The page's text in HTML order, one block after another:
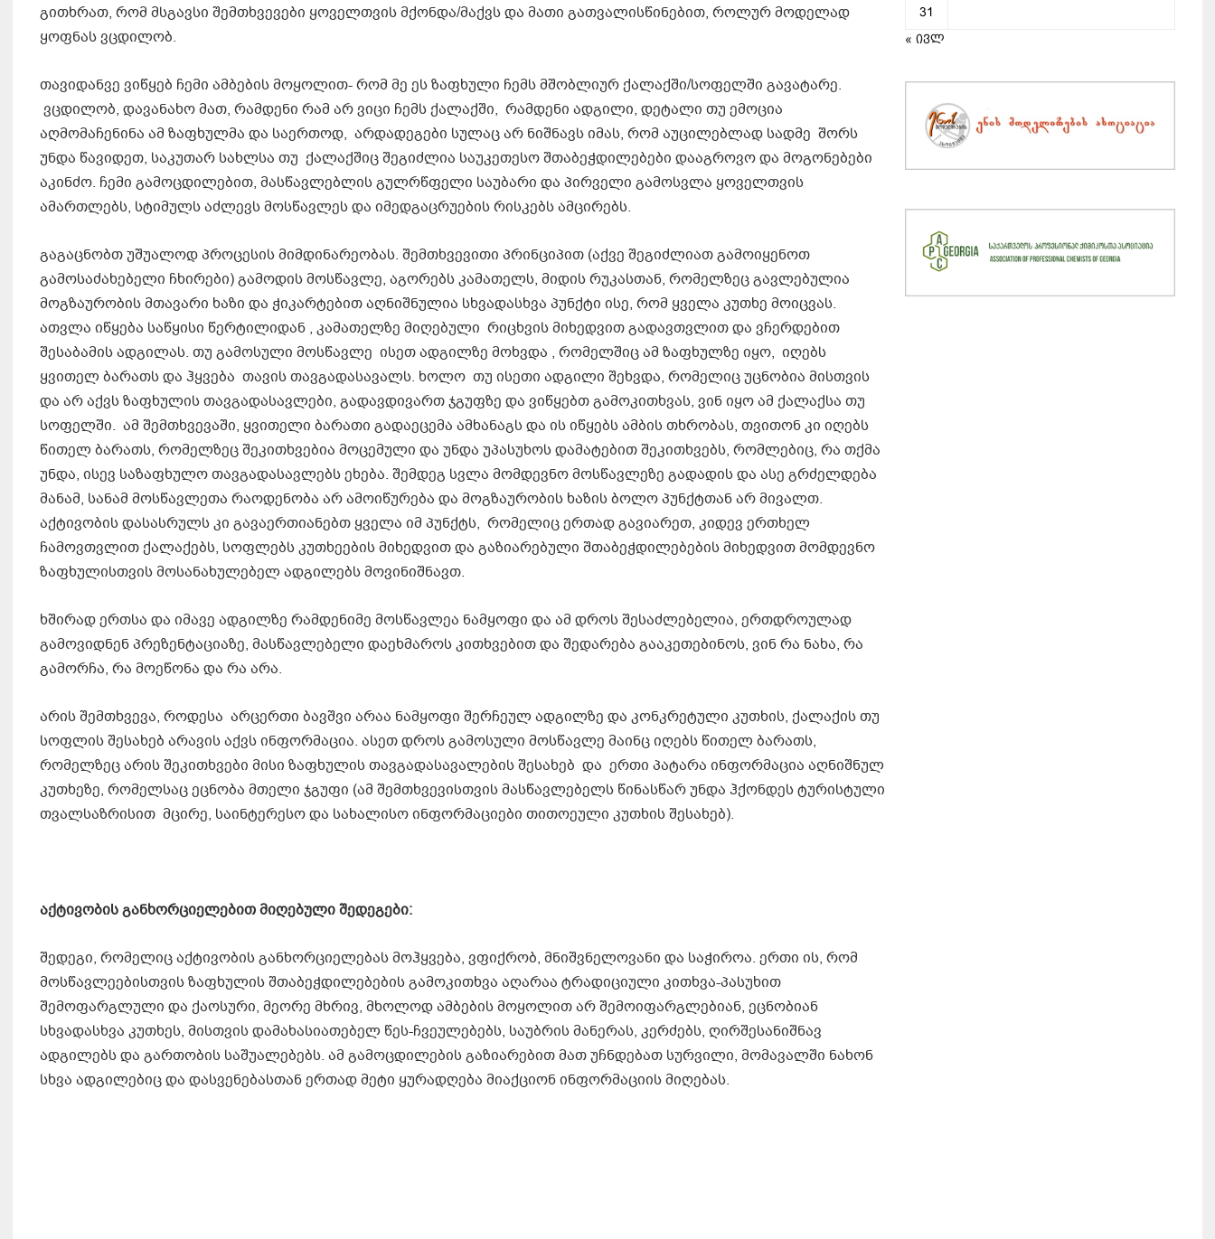
გითხრათ, რომ მსგავსი შემთხვევები ყოველთვის მქონდა/მაქვს და მათი გათვალისწინებით, როლურ მოდელად
ყოფნას ვცდილობ.
თავიდანვე ვიწყებ ჩემი ამბების მოყოლით- რომ მე ეს ზაფხული ჩემს მშობლიურ ქალაქში/სოფელში გავატარე.
ვცდილობ, დავანახო მათ, რამდენი რამ არ ვიცი ჩემს ქალაქში, რამდენი ადგილი, დეტალი თუ ემოცია
აღმომაჩენინა ამ ზაფხულმა და საერთოდ, არდადეგები სულაც არ ნიშნავს იმას, რომ აუცილებლად სადმე შორს
უნდა წავიდეთ, საკუთარ სახლსა თუ ქალაქშიც შეგიძლია საუკეთესო შთაბეჭდილებები დააგროვო და მოგონებები
აკინძო. ჩემი გამოცდილებით, მასწავლებლის გულრწფელი საუბარი და პირველი გამოსვლა ყოველთვის
ამართლებს, სტიმულს აძლევს მოსწავლეს და იმედგაცრუების რისკებს ამცირებს.
გაგაცნობთ უშუალოდ პროცესის მიმდინარეობას. შემთხვევითი პრინციპით (აქვე შეგიძლიათ გამოიყენოთ
გამოსაძახებელი ჩხირები) გამოდის მოსწავლე, აგორებს კამათელს, მიდის რუკასთან, რომელზეც გავლებულია
მოგზაურობის მთავარი ხაზი და ჭიკარტებით აღნიშნულია სხვადასხვა პუნქტი ისე, რომ ყველა კუთხე მოიცვას.
ათვლა იწყება საწყისი წერტილიდან , კამათელზე მიღებული რიცხვის მიხედვით გადავთვლით და ვჩერდებით
შესაბამის ადგილას. თუ გამოსული მოსწავლე ისეთ ადგილზე მოხვდა , რომელშიც ამ ზაფხულზე იყო, იღებს
ყვითელ ბარათს და ჰყვება თავის თავგადასავალს. ხოლო თუ ისეთი ადგილი შეხვდა, რომელიც უცნობია მისთვის
და არ აქვს ზაფხულის თავგადასავლები, გადავდივართ ჯგუფზე და ვიწყებთ გამოკითხვას, ვინ იყო ამ ქალაქსა თუ
სოფელში. ამ შემთხვევაში, ყვითელი ბარათი გადაეცემა ამხანაგს და ის იწყებს ამბის თხრობას, თვითონ კი იღებს
წითელ ბარათს, რომელზეც შეკითხვებია მოცემული და უნდა უპასუხოს დამატებით შეკითხვებს, რომლებიც, რა თქმა
უნდა, ისევ საზაფხულო თავგადასავლებს ეხება. შემდეგ სვლა მომდევნო მოსწავლეზე გადადის და ასე გრძელდება
მანამ, სანამ მოსწავლეთა რაოდენობა არ ამოიწურება და მოგზაურობის ხაზის ბოლო პუნქტთან არ მივალთ.
აქტივობის დასასრულს კი გავაერთიანებთ ყველა იმ პუნქტს, რომელიც ერთად გავიარეთ, კიდევ ერთხელ
ჩამოვთვლით ქალაქებს, სოფლებს კუთხეების მიხედვით და გაზიარებული შთაბეჭდილებების მიხედვით მომდევნო
ზაფხულისთვის მოსანახულებელ ადგილებს მოვინიშნავთ.
ხშირად ერთსა და იმავე ადგილზე რამდენიმე მოსწავლეა ნამყოფი და ამ დროს შესაძლებელია, ერთდროულად
გამოვიდნენ პრეზენტაციაზე, მასწავლებელი დაეხმაროს კითხვებით და შედარება გააკეთებინოს, ვინ რა ნახა, რა
გამორჩა, რა მოეწონა და რა არა.
არის შემთხვევა, როდესა არცერთი ბავშვი არაა ნამყოფი შერჩეულ ადგილზე და კონკრეტული კუთხის, ქალაქის თუ
სოფლის შესახებ არავის აქვს ინფორმაცია. ასეთ დროს გამოსული მოსწავლე მაინც იღებს წითელ ბარათს,
რომელზეც არის შეკითხვები მისი ზაფხულის თავგადასავალების შესახებ და ერთი პატარა ინფორმაცია აღნიშნულ
კუთხეზე, რომელსაც ეცნობა მთელი ჯგუფი (ამ შემთხვევისთვის მასწავლებელს წინასწარ უნდა ჰქონდეს ტურისტული
თვალსაზრისით მცირე, საინტერესო და სახალისო ინფორმაციები თითოეული კუთხის შესახებ).
აქტივობის განხორციელებით მიღებული შედეგები:
შედეგი, რომელიც აქტივობის განხორციელებას მოჰყვება, ვფიქრობ, მნიშვნელოვანი და საჭიროა. ერთი ის, რომ
მოსწავლეებისთვის ზაფხულის შთაბეჭდილებების გამოკითხვა აღარაა ტრადიციული კითხვა-პასუხით
შემოფარგლული და ქაოსური, მეორე მხრივ, მხოლოდ ამბების მოყოლით არ შემოიფარგლებიან, ეცნობიან
სხვადასხვა კუთხეს, მისთვის დამახასიათებელ წეს-ჩვეულებებს, საუბრის მანერას, კერძებს, ღირშესანიშნავ
ადგილებს და გართობის საშუალებებს. ამ გამოცდილების გაზიარებით მათ უჩნდებათ სურვილი, მომავალში ნახონ
სხვა ადგილებიც და დასვენებასთან ერთად მეტი ყურადღება მიაქციონ ინფორმაციის მიღებას.
31
« ივლ